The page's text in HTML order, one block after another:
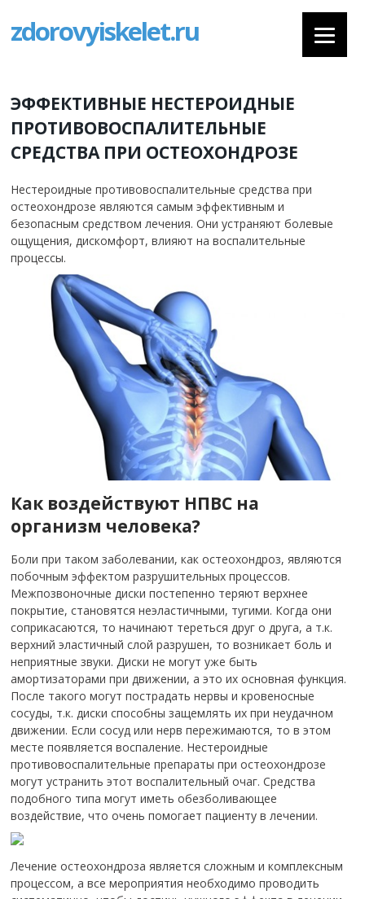
zdorovyiskelet.ru
ЭФФЕКТИВНЫЕ НЕСТЕРОИДНЫЕ
ПРОТИВОВОСПАЛИТЕЛЬНЫЕ
СРЕДСТВА ПРИ ОСТЕОХОНДРОЗЕ
Нестероидные противовоспалительные средства при
остеохондрозе являются самым эффективным и
безопасным средством лечения. Они устраняют болевые
ощущения, дискомфорт, влияют на воспалительные
процессы.
Как воздействуют НПВС на
организм человека?
Боли при таком заболевании, как остеохондроз, являются
побочным эффектом разрушительных процессов.
Межпозвоночные диски постепенно теряют верхнее
покрытие, становятся неэластичными, тугими. Когда они
соприкасаются, то начинают тереться друг о друга, а т.к.
верхний эластичный слой разрушен, то возникает боль и
неприятные звуки. Диски не могут уже быть
амортизаторами при движении, а это их основная функция.
После такого могут пострадать нервы и кровеносные
сосуды, т.к. диски способны защемлять их при неудачном
движении. Если сосуд или нерв пережимаются, то в этом
месте появляется воспаление. Нестероидные
противовоспалительные препараты при остеохондрозе
могут устранить этот воспалительный очаг. Средства
подобного типа могут иметь обезболивающее
воздействие, что очень помогает пациенту в лечении.
Лечение остеохондроза является сложным и комплексным
процессом, а все мероприятия необходимо проводить